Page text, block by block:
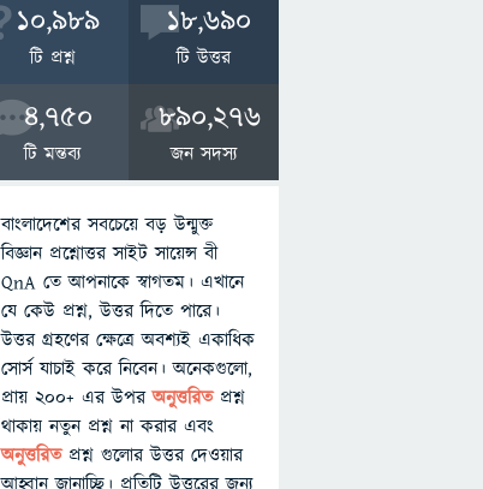
10,989
টি প্রশ্ন
18,690
টি উত্তর
4,750
টি মন্তব্য
890,276
জন সদস্য
বাংলাদেশের সবচেয়ে বড় উন্মুক্ত
বিজ্ঞান প্রশ্নোত্তর সাইট সায়েন্স বী
QnA তে আপনাকে স্বাগতম। এখানে
যে কেউ প্রশ্ন, উত্তর দিতে পারে।
উত্তর গ্রহণের ক্ষেত্রে অবশ্যই একাধিক
সোর্স যাচাই করে নিবেন। অনেকগুলো,
প্রায় ২০০+ এর উপরঅনুত্তরিতপ্রশ্ন
থাকায় নতুন প্রশ্ন না করার এবং
অনুত্তরিত প্রশ্ন গুলোর উত্তর দেওয়ার